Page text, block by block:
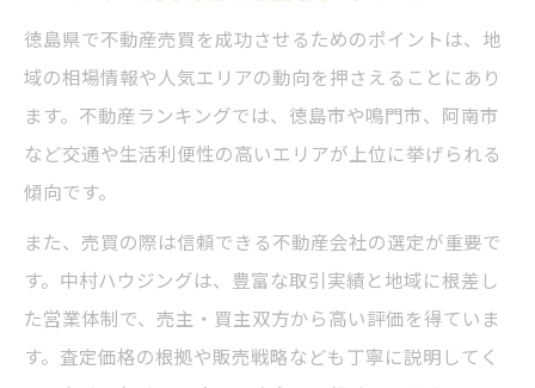
徳島県で不動産売買を成功させるためのポイントは、地
域の相場情報や人気エリアの動向を押さえることにあり
ます。不動産ランキングでは、徳島市や鳴門市、阿南市
など交通や生活利便性の高いエリアが上位に挙げられる
傾向です。
また、売買の際は信頼できる不動産会社の選定が重要で
す。中村ハウジングは、豊富な取引実績と地域に根差し
た営業体制で、売主・買主双方から高い評価を得ていま
す。査定価格の根拠や販売戦略なども丁寧に説明してく